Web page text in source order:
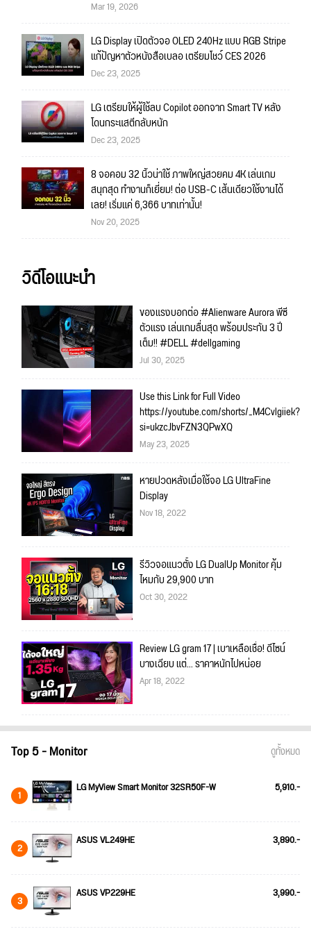
Mar 19, 2026
LG Display เปิดตัวจอ OLED 240Hz แบบ RGB Stripe
แก้ปัญหาตัวหนังสือเบลอ เตรียมโชว์ CES 2026
Dec 23, 2025
LG เตรียมให้ผู้ใช้ลบ Copilot ออกจาก Smart TV หลัง
โดนกระแสตีกลับหนัก
Dec 23, 2025
8 จอคอม 32 นิ้วน่าใช้ ภาพใหญ่สวยคม 4K เล่นเกม
สนุกสุด ทำงานก็เยี่ยม! ต่อ USB-C เส้นเดียวใช้งานได้
เลย! เริ่มแค่ 6,366 บาทเท่านั้น!
Nov 20, 2025
วิดีโอแนะนำ
ของแรงบอกต่อ #Alienware Aurora พีซี
ตัวแรง เล่นเกมลื่นสุด พร้อมประกัน 3 ปี
เต็ม!! #DELL #dellgaming
Jul 30, 2025
Use this Link for Full Video
https://youtube.com/shorts/_M4Cvlgiiek?
si=ukzcJbvFZN3QPwXQ
May 23, 2025
หายปวดหลังเมื่อใช้จอ LG UltraFine
Display
Nov 18, 2022
รีวิวจอแนวตั้ง LG DualUp Monitor คุ้ม
ไหมกับ 29,900 บาท
Oct 30, 2022
Review LG gram 17 | เบาเหลือเชื่อ! ดีไซน์
บางเฉียบ แต่... ราคาหนักไปหน่อย
Apr 18, 2022
Top 5 - Monitor ดูทั้งหมด
1 LG MyView Smart Monitor 32SR50F-W 5,910.-
2 ASUS VL249HE 3,890.-
3 ASUS VP229HE 3,990.-